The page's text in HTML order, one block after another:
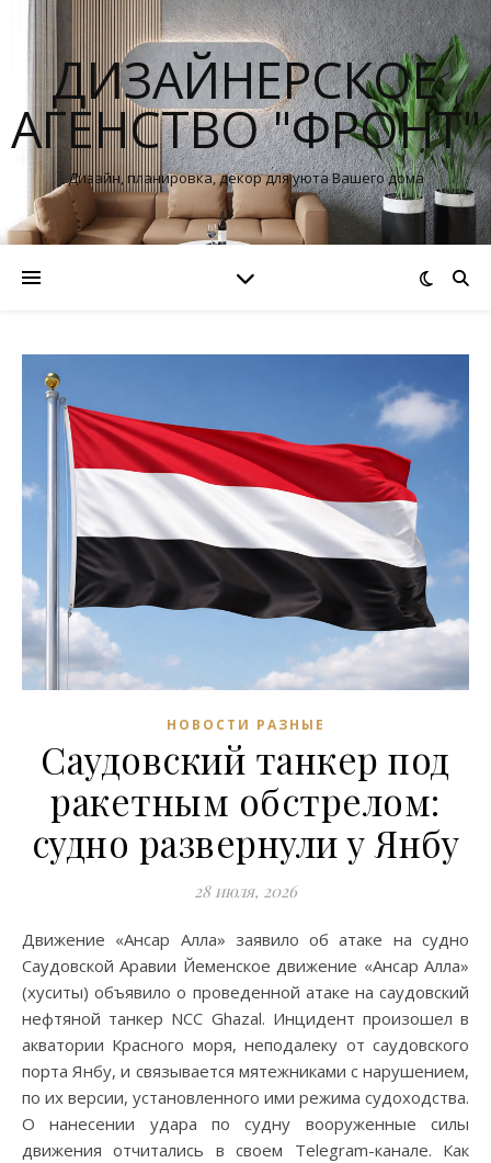
ДИЗАЙНЕРСКОЕ
АГЕНСТВО "ФРОНТ"
Дизайн, планировка, декор для уюта Вашего дома
НОВОСТИ РАЗНЫЕ
Саудовский танкер под
ракетным обстрелом:
судно развернули у Янбу
28 июля, 2026
Движение «Ансар Алла» заявило об атаке на судно
Саудовской Аравии Йеменское движение «Ансар Алла»
(хуситы) объявило о проведенной атаке на саудовский
нефтяной танкер NCC Ghazal. Инцидент произошел в
акватории Красного моря, неподалеку от саудовского
порта Янбу, и связывается мятежниками с нарушением,
по их версии, установленного ими режима судоходства.
О нанесении удара по судну вооруженные силы
движения отчитались в своем Telegram-канале. Как